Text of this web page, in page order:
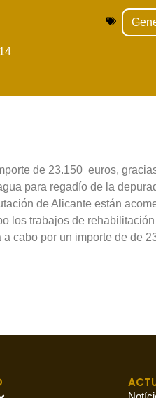
de 23.150 euros,
para regadío de la
de Alicante están
los trabajos de
cabo por un importe de de